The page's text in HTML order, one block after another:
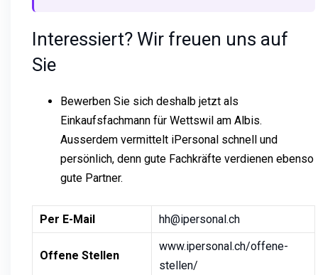
Interessiert? Wir freuen uns auf
Sie
Bewerben Sie sich deshalb jetzt als
Einkaufsfachmann für Wettswil am Albis.
Ausserdem vermittelt iPersonal schnell und
persönlich, denn gute Fachkräfte verdienen ebenso
gute Partner.
Per E-Mail hh@ipersonal.ch
Offene Stellen
www.ipersonal.ch/offene-
stellen/